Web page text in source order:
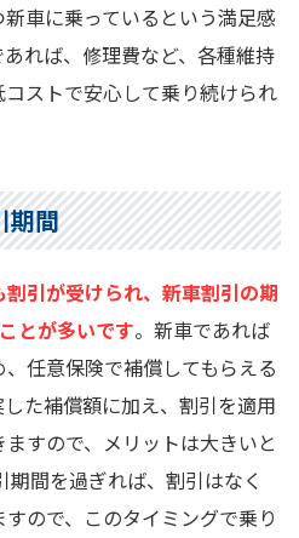
車に乗っているという満足感
れば、修理費など、各種維持
ストで安心して乗り続けられ
期間
引が受けられ、新車割引の期
とが多いです。新車であれば
任意保険で補償してもらえる
た補償額に加え、割引を適用
すので、メリットは大きいと
間を過ぎれば、割引はなく
ので、このタイミングで乗り